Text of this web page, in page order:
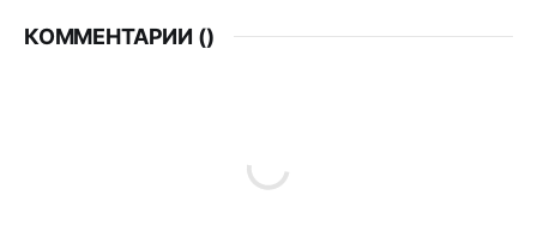
КОММЕНТАРИИ ()